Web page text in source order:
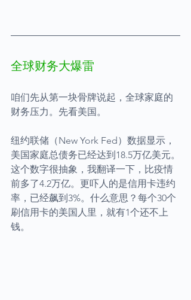
全球财务大爆雷
咱们先从第一块骨牌说起，全球家庭的
财务压力。先看美国。
纽约联储（New York Fed）数据显示，
美国家庭总债务已经达到18.5万亿美元。
这个数字很抽象，我翻译一下，比疫情
前多了4.2万亿。更吓人的是信用卡违约
率，已经飙到3%。什么意思？每个30个
刷信用卡的美国人里，就有1个还不上
钱。